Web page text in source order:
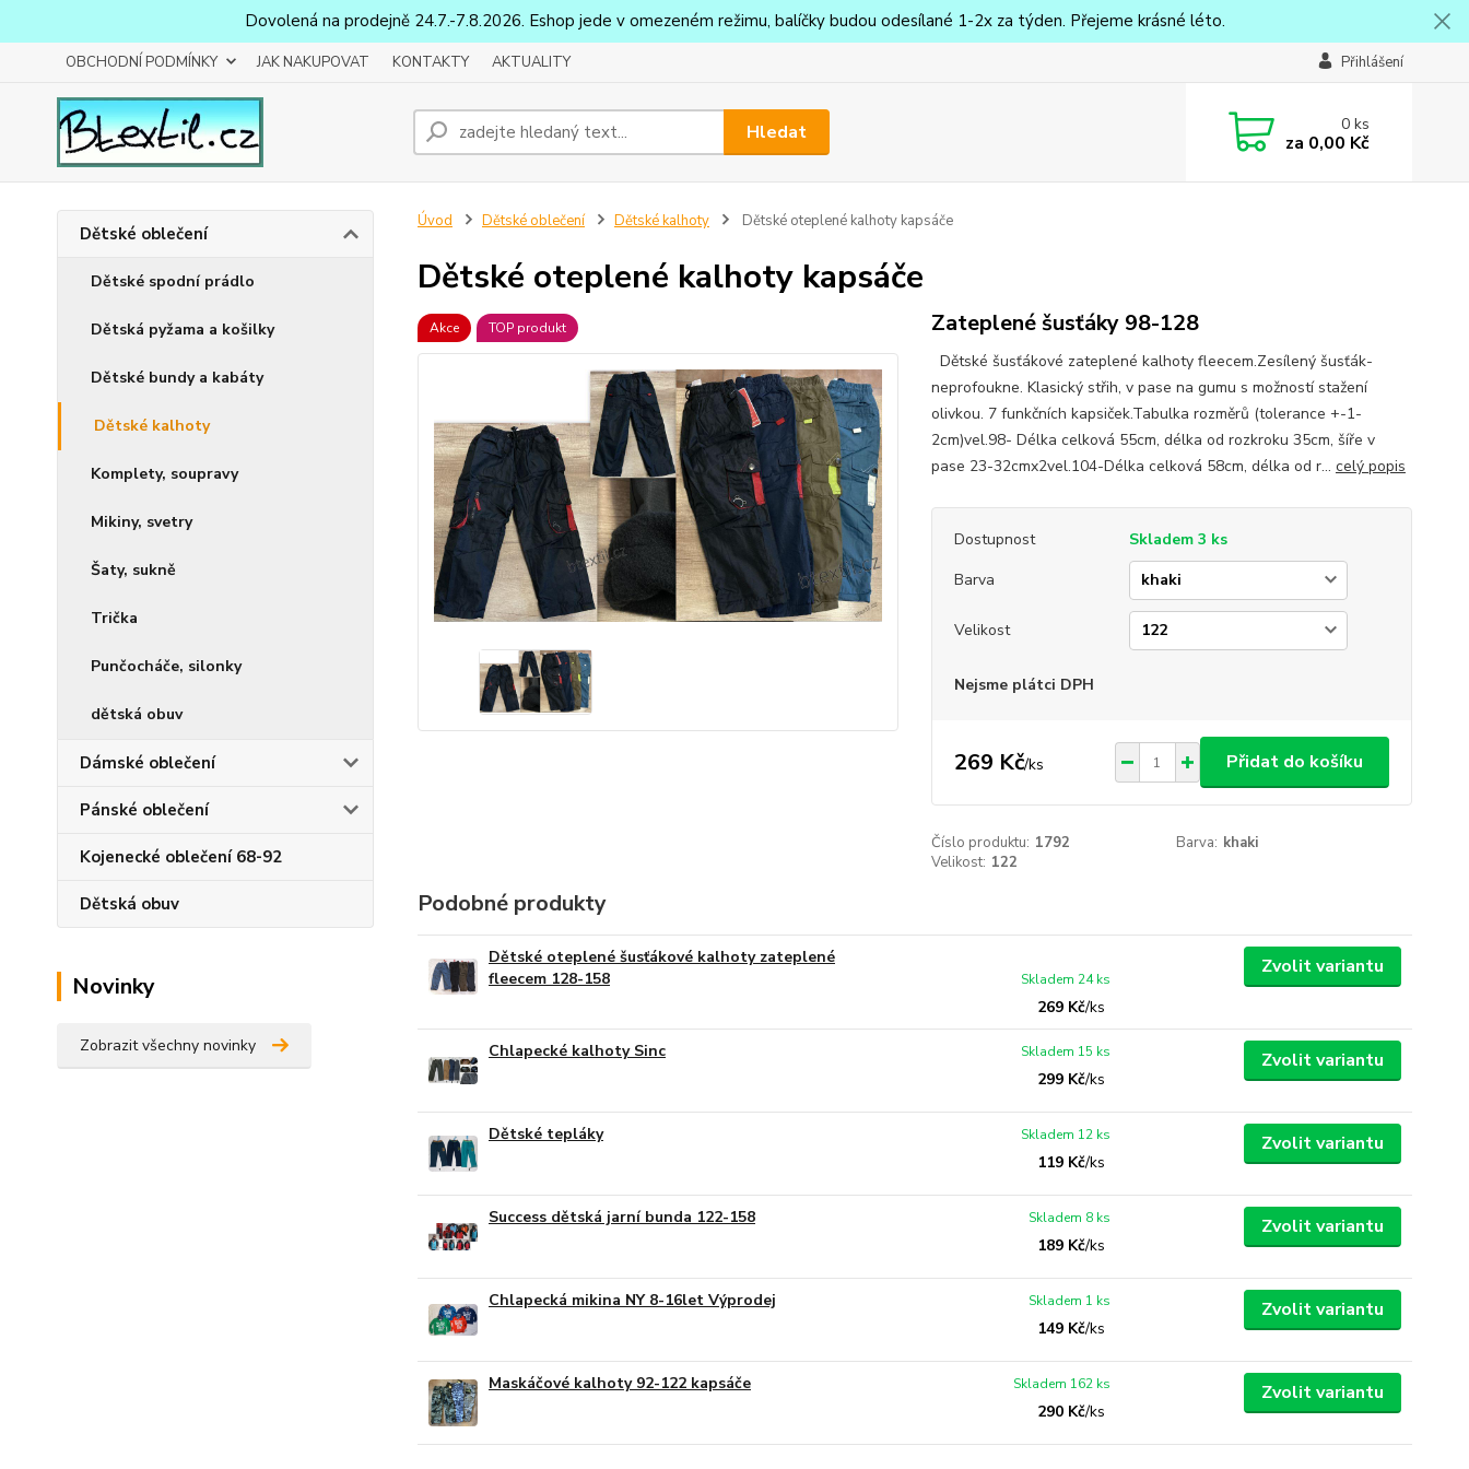
Dovolená na prodejně 24.7.-7.8.2026. Eshop jede v omezeném režimu, balíčky budou odesílané 1-2x za týden. Přejeme krásné léto.
OBCHODNÍ PODMÍNKY JAK NAKUPOVAT KONTAKTY AKTUALITY Přihlášení
Hledat 0ks
za 0,00 Kč
Dětské oblečení
Dětské spodní prádlo
Dětská pyžama a košilky
Dětské bundy a kabáty
Dětské kalhoty
Komplety, soupravy
Mikiny, svetry
Šaty, sukně
Trička
Punčocháče, silonky
dětská obuv
Dámské oblečení
Pánské oblečení
Kojenecké oblečení 68-92
Dětská obuv
Novinky
Zobrazit všechny novinky
Úvod Dětské oblečení Dětské kalhoty Dětské oteplené kalhoty kapsáče
Dětské oteplené kalhoty kapsáče
Akce TOP produkt Zateplené šusťáky 98-128
Dětské šusťákové zateplené kalhoty fleecem.Zesílený šusťák-
neprofoukne. Klasický střih, v pase na gumu s možností stažení
olivkou. 7 funkčních kapsiček.Tabulka rozměrů (tolerance +-1-
2cm)vel.98- Délka celková 55cm, délka od rozkroku 35cm, šíře v
pase 23-32cmx2vel.104-Délka celková 58cm, délka od r... celý popis
Dostupnost
Skladem 3 ks
Barva
Velikost
Nejsme plátci DPH
269 Kč/ks Přidat do košíku
Číslo produktu: 1792 Barva: khaki
Velikost: 122
Podobné produkty
Dětské oteplené šusťákové kalhoty zateplené
fleecem 128-158
269 Kč/ks
Skladem 24 ks
Zvolit variantu
Chlapecké kalhoty Sinc
299 Kč/ks
Skladem 15 ks Zvolit variantu
Dětské tepláky
119 Kč/ks
Skladem 12 ks Zvolit variantu
Success dětská jarní bunda 122-158
189 Kč/ks
Skladem 8 ks Zvolit variantu
Chlapecká mikina NY 8-16let Výprodej
149 Kč/ks
Skladem 1 ks Zvolit variantu
Maskáčové kalhoty 92-122 kapsáče
290 Kč/ks
Skladem 162 ks Zvolit variantu